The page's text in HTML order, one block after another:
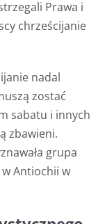
Prawa i
chrześcijanie
nadal
zostać
sabatu i innych
zbawieni.
grupa
w Antiochii w